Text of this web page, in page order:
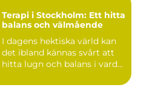
Terapi i Stockholm: Ett hitta
balans och välmående
I dagens hektiska värld kan
det ibland kännas svårt att
hitta lugn och balans i vard...